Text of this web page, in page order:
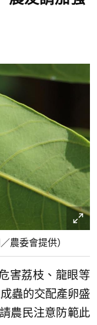
農委會提供）
害荔枝、龍眼等
蟲的交配產卵盛
農民注意防範此